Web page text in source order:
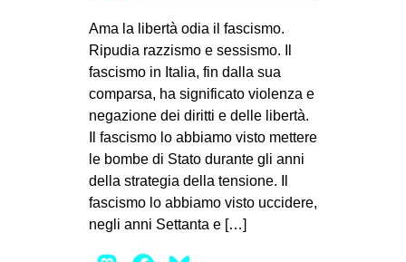
MOBILITAZIONI
SPAZI
SPORT POPOLARE
MOVIMENTI
AMBIENTE
ANTIFASCISMO
DIRITTO ALL’ABITARE
GENERI
Ama la libertà odia il fascismo.
Ripudia razzismo e sessismo. Il
fascismo in Italia, fin dalla sua
comparsa, ha significato violenza e
negazione dei diritti e delle libertà.
Il fascismo lo abbiamo visto mettere
le bombe di Stato durante gli anni
della strategia della tensione. Il
fascismo lo abbiamo visto uccidere,
negli anni Settanta e […]